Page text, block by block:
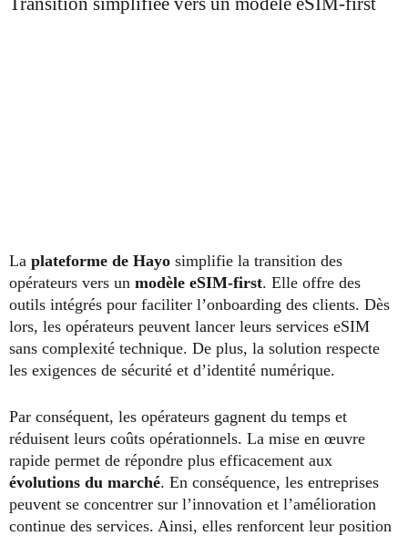
La plateforme de Hayo simplifie la transition des
opérateurs vers un modèle eSIM-first. Elle offre des
outils intégrés pour faciliter l’onboarding des clients. Dès
lors, les opérateurs peuvent lancer leurs services eSIM
sans complexité technique. De plus, la solution respecte
les exigences de sécurité et d’identité numérique.
Par conséquent, les opérateurs gagnent du temps et
réduisent leurs coûts opérationnels. La mise en œuvre
rapide permet de répondre plus efficacement aux
évolutions du marché. En conséquence, les entreprises
peuvent se concentrer sur l’innovation et l’amélioration
continue des services. Ainsi, elles renforcent leur position